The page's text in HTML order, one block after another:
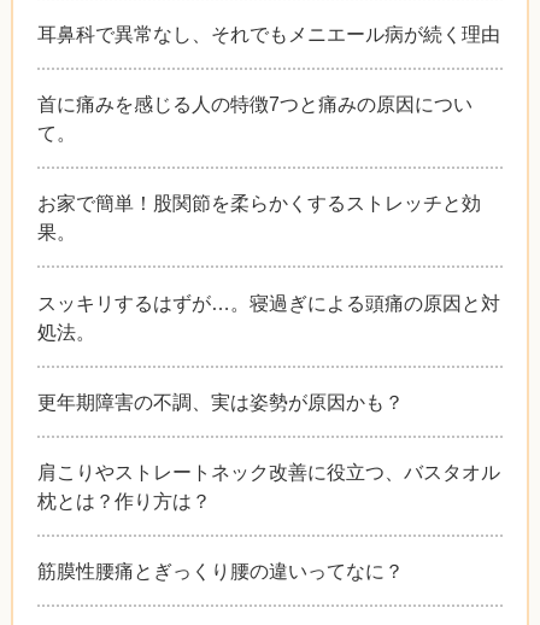
耳鼻科で異常なし、それでもメニエール病が続く理由
首に痛みを感じる人の特徴7つと痛みの原因につい
て。
お家で簡単！股関節を柔らかくするストレッチと効
果。
スッキリするはずが…。寝過ぎによる頭痛の原因と対
処法。
更年期障害の不調、実は姿勢が原因かも？
肩こりやストレートネック改善に役立つ、バスタオル
枕とは？作り方は？
筋膜性腰痛とぎっくり腰の違いってなに？